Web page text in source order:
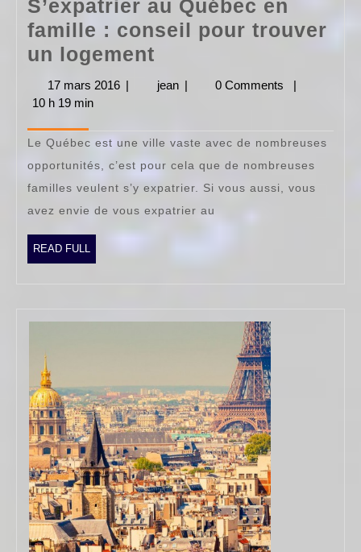
S’expatrier au Québec en
famille : conseil pour trouver
un logement
au
famille
:
conseil
pour
17 mars 2016 17
| jean jean
| 0 Comments
|
10 h 19 min
Le Québec est une ville vaste avec de nombreuses
opportunités, c’est pour cela que de nombreuses
familles veulent s’y expatrier. Si vous aussi, vous
avez envie de vous expatrier au
READ FULL
FULL